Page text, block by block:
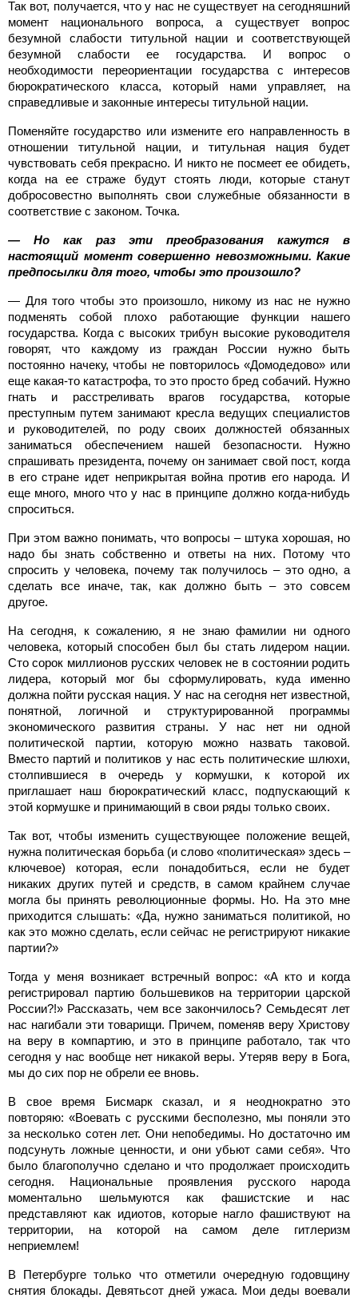
Так вот, получается, что у нас не существует на сегодняшний
момент национального вопроса, а существует вопрос
безумной слабости титульной нации и соответствующей
безумной слабости ее государства. И вопрос о
необходимости переориентации государства с интересов
бюрократического класса, который нами управляет, на
справедливые и законные интересы титульной нации.
Поменяйте государство или измените его направленность в
отношении титульной нации, и титульная нация будет
чувствовать себя прекрасно. И никто не посмеет ее обидеть,
когда на ее страже будут стоять люди, которые станут
добросовестно выполнять свои служебные обязанности в
соответствие с законом. Точка.
— Но как раз эти преобразования кажутся в
настоящий момент совершенно невозможными. Какие
предпосылки для того, чтобы это произошло?
— Для того чтобы это произошло, никому из нас не нужно
подменять собой плохо работающие функции нашего
государства. Когда с высоких трибун высокие руководителя
говорят, что каждому из граждан России нужно быть
постоянно начеку, чтобы не повторилось «Домодедово» или
еще какая-то катастрофа, то это просто бред собачий. Нужно
гнать и расстреливать врагов государства, которые
преступным путем занимают кресла ведущих специалистов
и руководителей, по роду своих должностей обязанных
заниматься обеспечением нашей безопасности. Нужно
спрашивать президента, почему он занимает свой пост, когда
в его стране идет неприкрытая война против его народа. И
еще много, много что у нас в принципе должно когда-нибудь
спроситься.
При этом важно понимать, что вопросы – штука хорошая, но
надо бы знать собственно и ответы на них. Потому что
спросить у человека, почему так получилось – это одно, а
сделать все иначе, так, как должно быть – это совсем
другое.
На сегодня, к сожалению, я не знаю фамилии ни одного
человека, который способен был бы стать лидером нации.
Сто сорок миллионов русских человек не в состоянии родить
лидера, который мог бы сформулировать, куда именно
должна пойти русская нация. У нас на сегодня нет известной,
понятной, логичной и структурированной программы
экономического развития страны. У нас нет ни одной
политической партии, которую можно назвать таковой.
Вместо партий и политиков у нас есть политические шлюхи,
столпившиеся в очередь у кормушки, к которой их
приглашает наш бюрократический класс, подпускающий к
этой кормушке и принимающий в свои ряды только своих.
Так вот, чтобы изменить существующее положение вещей,
нужна политическая борьба (и слово «политическая» здесь –
ключевое) которая, если понадобиться, если не будет
никаких других путей и средств, в самом крайнем случае
могла бы принять революционные формы. Но. На это мне
приходится слышать: «Да, нужно заниматься политикой, но
как это можно сделать, если сейчас не регистрируют никакие
партии?»
Тогда у меня возникает встречный вопрос: «А кто и когда
регистрировал партию большевиков на территории царской
России?!» Рассказать, чем все закончилось? Семьдесят лет
нас нагибали эти товарищи. Причем, поменяв веру Христову
на веру в компартию, и это в принципе работало, так что
сегодня у нас вообще нет никакой веры. Утеряв веру в Бога,
мы до сих пор не обрели ее вновь.
В свое время Бисмарк сказал, и я неоднократно это
повторяю: «Воевать с русскими бесполезно, мы поняли это
за несколько сотен лет. Они непобедимы. Но достаточно им
подсунуть ложные ценности, и они убьют сами себя». Что
было благополучно сделано и что продолжает происходить
сегодня. Национальные проявления русского народа
моментально шельмуются как фашистские и нас
представляют как идиотов, которые нагло фашиствуют на
территории, на которой на самом деле гитлеризм
неприемлем!
В Петербурге только что отметили очередную годовщину
снятия блокады. Девятьсот дней ужаса. Мои деды воевали